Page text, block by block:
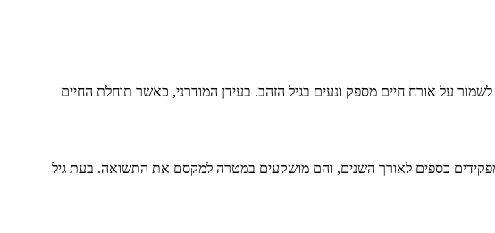
על אורח חיים מספק ונעים בגיל הזהב. בעידן המודרני, כאשר תוחלת החיים
מפקידים כספים לאורך השנים, והם מושקעים במטרה למקסם את התשואה. בעת גיל